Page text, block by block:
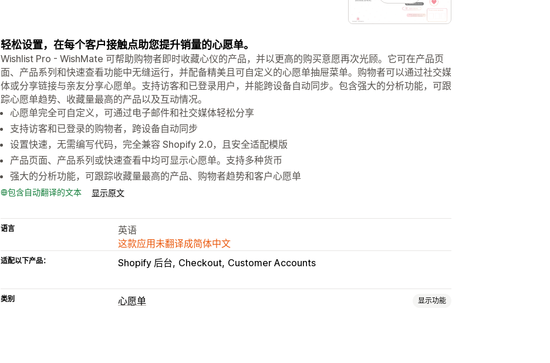
轻松设置，在每个客户接触点助您提升销量的心愿单。
Wishlist Pro - WishMate 可帮助购物者即时收藏心仪的产品，并以更高的购买意愿再次光顾。它可在产品页
面、产品系列和快速查看功能中无缝运行，并配备精美且可自定义的心愿单抽屉菜单。购物者可以通过社交媒
体或分享链接与亲友分享心愿单。支持访客和已登录用户，并能跨设备自动同步。包含强大的分析功能，可跟
踪心愿单趋势、收藏量最高的产品以及互动情况。
心愿单完全可自定义，可通过电子邮件和社交媒体轻松分享
支持访客和已登录的购物者，跨设备自动同步
设置快速，无需编写代码，完全兼容 Shopify 2.0，且安全适配模版
产品页面、产品系列或快速查看中均可显示心愿单。支持多种货币
强大的分析功能，可跟踪收藏量最高的产品、购物者趋势和客户心愿单
包含自动翻译的文本 显示原文
语言
英语
这款应用未翻译成简体中文
适配以下产品： Shopify 后台 Checkout Customer Accounts
类别 心愿单 显示功能